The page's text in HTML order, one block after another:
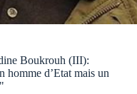
Boukrouh (III):
homme d’Etat mais un